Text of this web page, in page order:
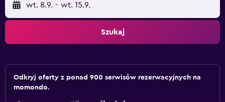
wt. 8.9. - wt. 15.9.
Szukaj
Odkryj oferty z ponad 900 serwisów rezerwacyjnych na
momondo.